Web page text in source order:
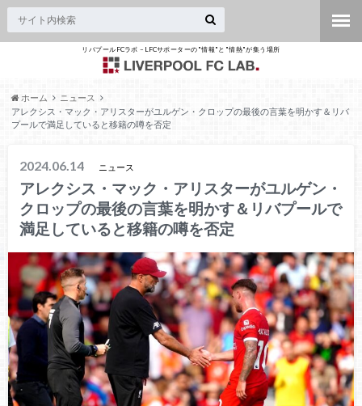
リバプールFCラボ – LFCサポーターの"情報"と"情熱"が集う場所
ホーム
ニュース
アレクシス・マック・アリスターがユルゲン・クロップの最後の言葉を明かす＆リバ
プールで満足していると移籍の噂を否定
2024.06.14 ニュース
アレクシス・マック・アリスターがユルゲン・
クロップの最後の言葉を明かす＆リバプールで
満足していると移籍の噂を否定